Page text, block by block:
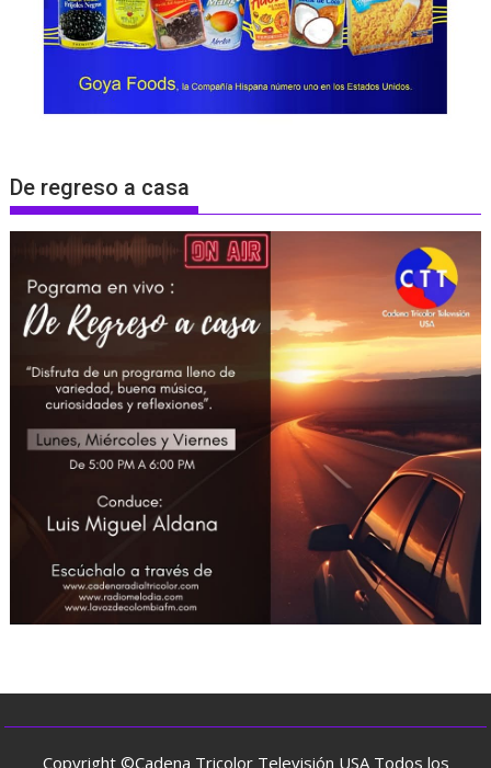
De regreso a casa
Copyright ©Cadena Tricolor Televisión USA Todos los